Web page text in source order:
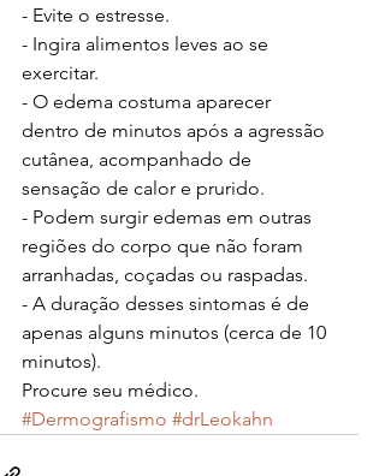
- Evite o estresse.
- Ingira alimentos leves ao se
exercitar.
- O edema costuma aparecer
dentro de minutos após a agressão
cutânea, acompanhado de
sensação de calor e prurido.
- Podem surgir edemas em outras
regiões do corpo que não foram
arranhadas, coçadas ou raspadas.
- A duração desses sintomas é de
apenas alguns minutos (cerca de 10
minutos).
Procure seu médico.
#Dermografismo #drLeokahn